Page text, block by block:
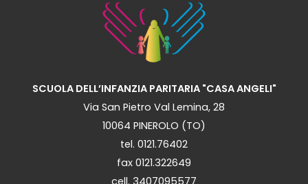
SCUOLA DELL’INFANZIA PARITARIA "CASA ANGELI"
Via San Pietro Val Lemina, 28
10064 PINEROLO (TO)
tel. 0121.76402
fax 0121.322649